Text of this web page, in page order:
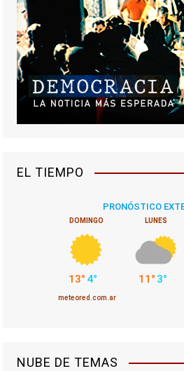
EL TIEMPO
NUBE DE TEMAS